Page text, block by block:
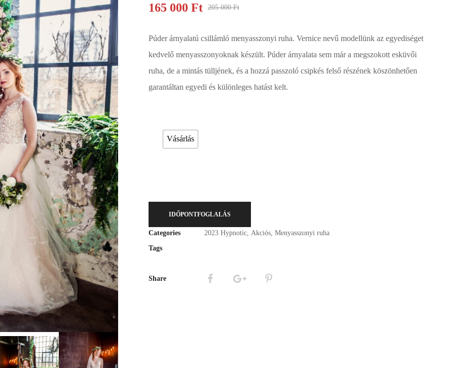
205 000Ft
165 000 Ft
Púder árnyalatú csillámló menyasszonyi ruha. Vernice nevű modellünk az egyediséget
kedvelő menyasszonyoknak készült. Púder árnyalata sem már a megszokott esküvői
ruha, de a mintás tülljének, és a hozzá passzoló csipkés felső részének köszönhetően
garantáltan egyedi és különleges hatást kelt.
Vásárlás
IDŐPONTFOGLALÁS
Categories 2023 Hypnotic Akciós Menyasszonyi ruha
Tags
Share